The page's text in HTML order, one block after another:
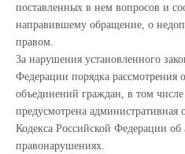
поставленных в нем вопросов и
направившему обращение, о
правом.
За нарушения установленного
Федерации порядка рассмотрения
объединений граждан, в том
предусмотрена административная
Кодекса Российской Федерации
правонарушениях.